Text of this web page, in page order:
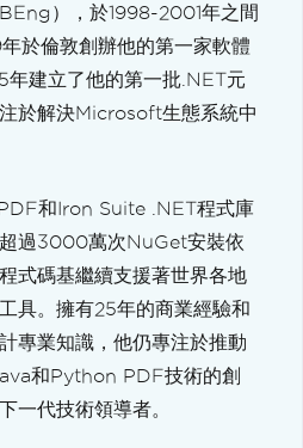
），於1998-2001年之間
於倫敦創辦他的第一家軟體
建立了他的第一批.NET元
於解決Microsoft生態系統中
和Iron Suite .NET程式庫
過3000萬次NuGet安裝依
式碼基繼續支援著世界各地
具。擁有25年的商業經驗和
專業知識，他仍專注於推動
和Python PDF技術的創
一代技術領導者。